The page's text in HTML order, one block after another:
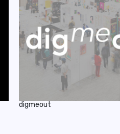
digmeout